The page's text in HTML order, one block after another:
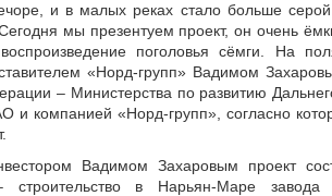
и в малых реках стало больше
мы презентуем проект, он очень
поголовья сёмги. На
«Норд-групп» Вадимом
– Министерства по развитию
и компанией «Норд-групп», согласно
Вадимом Захаровым проект
в Нарьян-Маре